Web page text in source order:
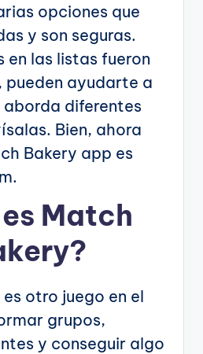
opciones que
y son seguras.
en las listas fueron
ayudarte a
diferentes
Bien, ahora
Bakery app es
Match
es otro juego en el
grupos,
y conseguir algo